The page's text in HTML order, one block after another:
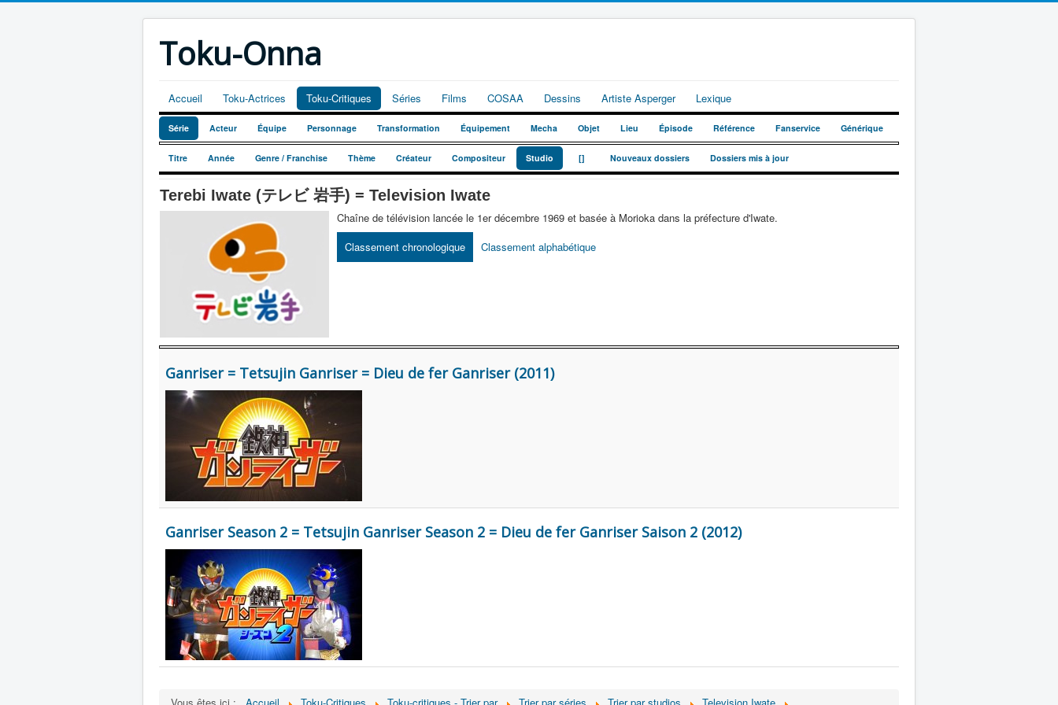
Toku-Onna
Accueil Toku-Actrices Toku-Critiques Séries Films COSAA Dessins Artiste Asperger Lexique
Série Acteur Équipe Personnage Transformation Équipement Mecha Objet Lieu Épisode Référence Fanservice Générique
Titre Année Genre / Franchise Thème Créateur Compositeur Studio [] Nouveaux dossiers Dossiers mis à jour
Terebi Iwate (テレビ 岩手) = Television Iwate
Chaîne de télévision lancée le 1er décembre 1969 et basée à Morioka dans la préfecture d'Iwate.
Classement chronologique
Classement alphabétique
Ganriser = Tetsujin Ganriser = Dieu de fer Ganriser (2011)
Ganriser Season 2 = Tetsujin Ganriser Season 2 = Dieu de fer Ganriser Saison 2 (2012)